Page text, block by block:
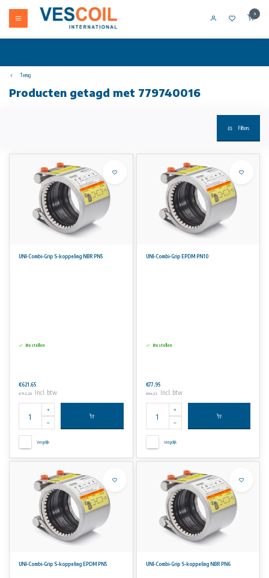
0
Terug
Producten getagd met 779740016
Filters
UNI-Combi-Grip S-koppeling NBR PN5
Bestellen
€621,65
€752,20 Incl. btw
Vergelijk
UNI-Combi-Grip EPDM PN10
Bestellen
€77,95
€94,32 Incl. btw
Vergelijk
UNI-Combi-Grip S-koppeling EPDM PN5 UNI-Combi-Grip S-koppeling NBR PN6